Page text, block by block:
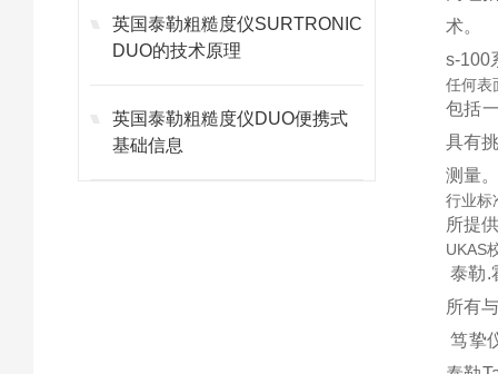
英国泰勒粗糙度仪SURTRONIC
DUO的技术原理
英国泰勒粗糙度仪DUO便携式
基础信息
术。
s-100
任何表
包括
具有
测量
行业标
所提
UKAS
泰勒.
所有
笃挚